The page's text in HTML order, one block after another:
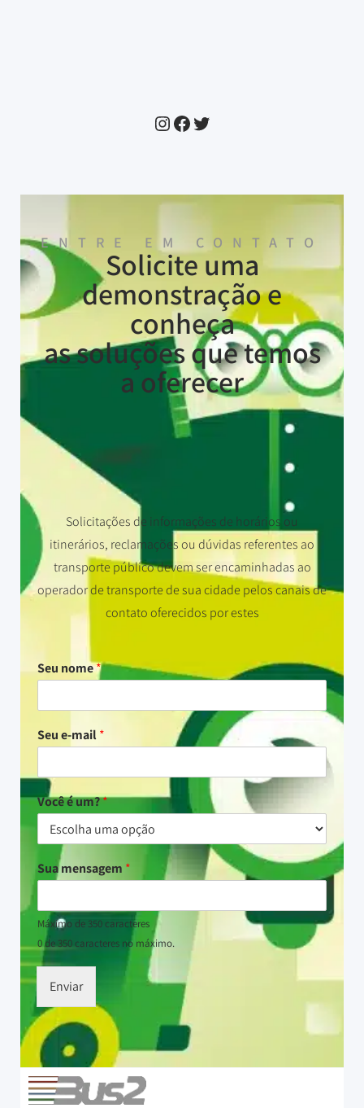
ENTRE EM CONTATO
Solicite uma
demonstração e
conheça
as soluções que temos
a oferecer
Solicitações de informações de horários ou
itinerários, reclamações ou dúvidas referentes ao
transporte público devem ser encaminhadas ao
operador de transporte de sua cidade pelos canais de
contato oferecidos por estes
Seu nome*
Seu e-mail*
Você é um?*
Sua mensagem *
Máximo de 350 caracteres
0 de 350 caracteres no máximo.
Enviar